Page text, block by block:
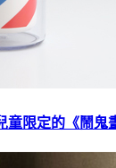
童限定的《鬧鬼